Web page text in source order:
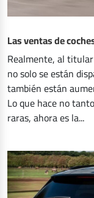
Las ventas de
Realmente, al
no solo se están
también están
Lo que hace no
raras, ahora es la...